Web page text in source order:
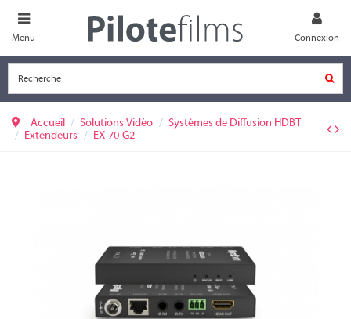
Menu Connexion
Accueil Solutions Vidéo
Systèmes de Diffusion HDBT
Extendeurs
EX-70-G2